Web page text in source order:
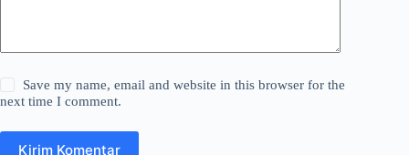
Save my name, email and website in this browser for the
next time I comment.
Kirim Komentar